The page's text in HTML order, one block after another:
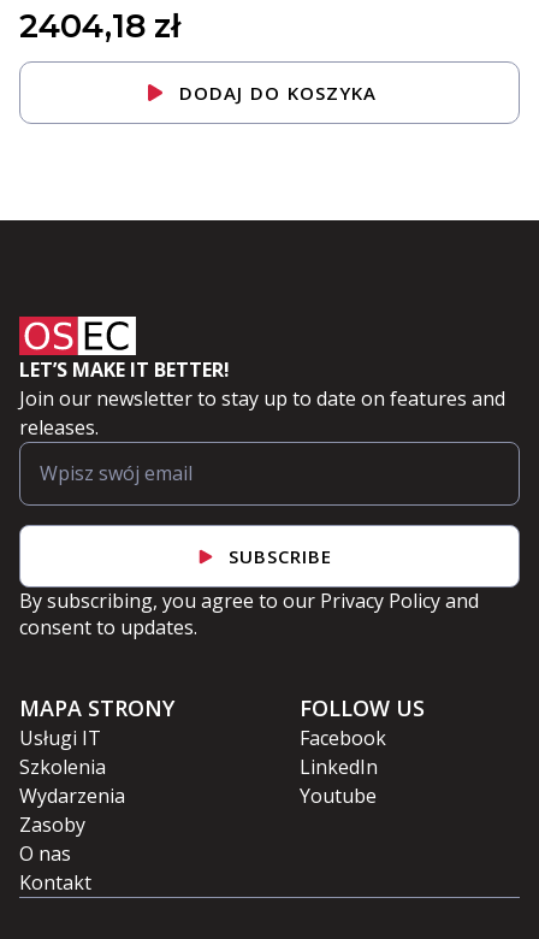
2404,18 zł
DODAJ DO KOSZYKA
LET’S MAKE IT BETTER!
Join our newsletter to stay up to date on features and
releases.
SUBSCRIBE
By subscribing, you agree to our Privacy Policyand
consent to updates.
MAPA STRONY
Usługi IT
Szkolenia
Wydarzenia
Zasoby
O nas
Kontakt
FOLLOW US
Facebook
LinkedIn
Youtube